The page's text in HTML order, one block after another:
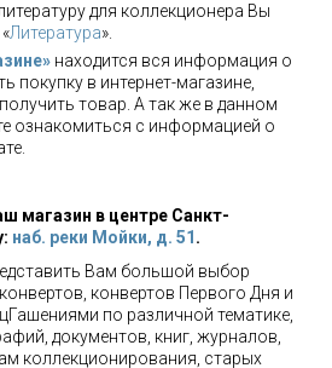
для коллекционера Вы
Литература».
находится вся информация о
покупку в интернет-магазине,
товар. А так же в данном
ознакомиться с информацией о
магазин в центре Санкт-
наб. реки Мойки, д. 51 .
Вам большой выбор
конвертов Первого Дня и
по различной тематике,
документов, книг, журналов,
коллекционирования, старых